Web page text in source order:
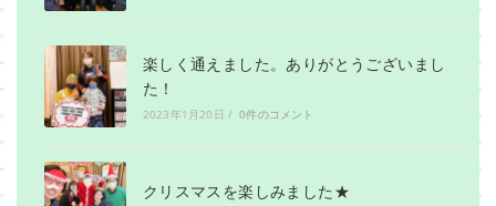
楽しく通えました。ありがとうございまし
た！
2023年1月20日 / 0件のコメント
クリスマスを楽しみました★